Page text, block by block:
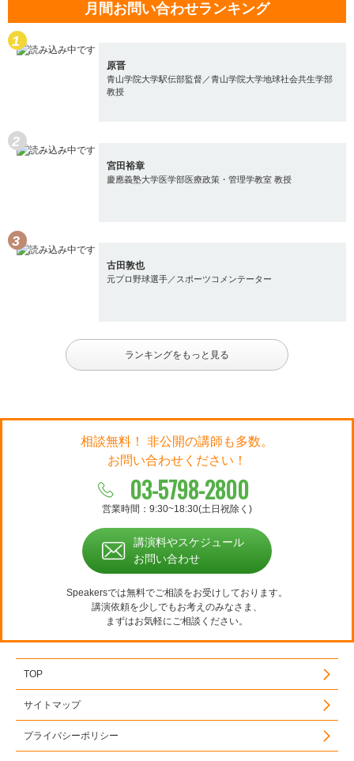
月間お問い合わせランキング
原晋
青山学院大学駅伝部監督／青山学院大学地球社会共生学部
教授
宮田裕章
慶應義塾大学医学部医療政策・管理学教室 教授
古田敦也
元プロ野球選手／スポーツコメンテーター
ランキングをもっと見る
相談無料！ 非公開の講師も多数。
お問い合わせください！
03-5798-2800
営業時間：9:30~18:30(土日祝除く)
講演料やスケジュール
お問い合わせ
Speakersでは無料でご相談をお受けしております。
講演依頼を少しでもお考えのみなさま、
まずはお気軽にご相談ください。
TOP
サイトマップ
プライバシーポリシー